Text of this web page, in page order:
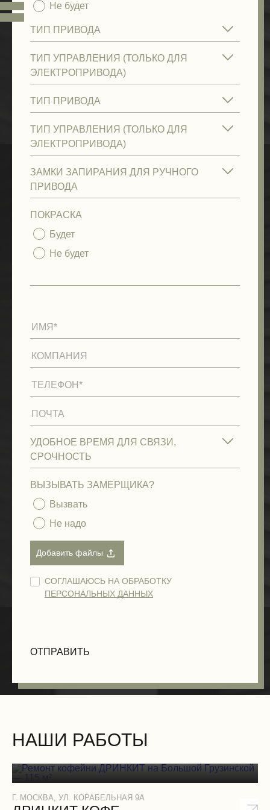
Не будет
ПОКРАСКА
Будет
Не будет
ВЫЗЫВАТЬ ЗАМЕРЩИКА?
Вызвать
Не надо
СОГЛАШАЮСЬ НА ОБРАБОТКУ
ПЕРСОНАЛЬНЫХ ДАННЫХ
НАШИ РАБОТЫ
Г. МОСКВА, УЛ. КОРАБЕЛЬНАЯ 9А